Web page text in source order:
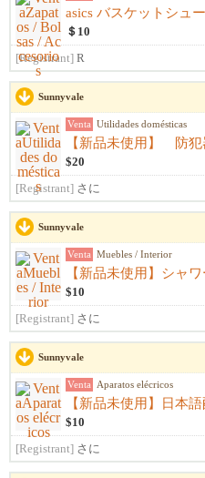
asics バスケットシ
＄10
[Registrant] R
Sunnyvale
Venta Utilidades domésticas
【新品未使用】 防犯
$20
[Registrant] さに
Sunnyvale
Venta Muebles / Interior
【新品未使用】シャ
$10
[Registrant] さに
Sunnyvale
Venta Aparatos elécricos
【新品未使用】日
$10
[Registrant] さに